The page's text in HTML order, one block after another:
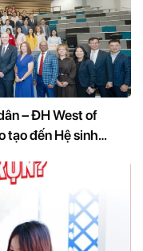
– ĐH West of
tạo đến Hệ sinh